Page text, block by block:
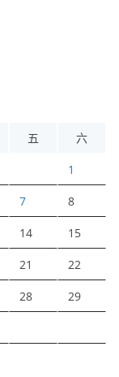
五 六
1
7 8
14 15
21 22
28 29